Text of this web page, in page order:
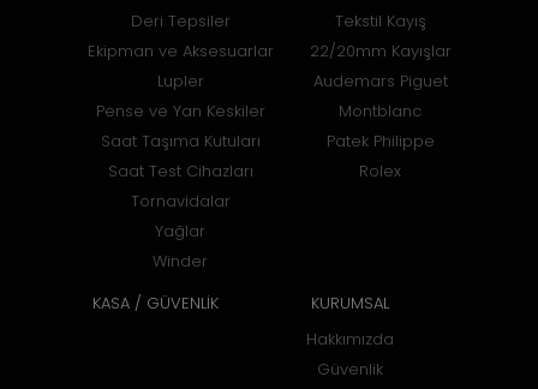
Deri Tepsiler
Ekipman ve Aksesuarlar
Lupler
Pense ve Yan Keskiler
Saat Taşıma Kutuları
Saat Test Cihazları
Tornavidalar
Yağlar
Winder
Tekstil Kayış
22/20mm Kayışlar
Audemars Piguet
Montblanc
Patek Philippe
Rolex
KASA / GÜVENLİK KURUMSAL
Hakkımızda
Güvenlik